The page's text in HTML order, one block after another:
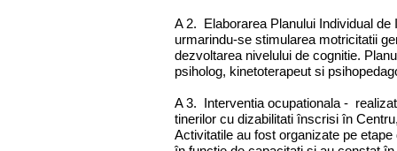
A 2. Elaborarea Planului Individual
urmarindu-se stimularea motricitatii
dezvoltarea nivelului de cognitie.
psiholog, kinetoterapeut si
A 3. Interventia ocupationala -
tinerilor cu dizabilitati înscrisi în
Activitatile au fost organizate pe